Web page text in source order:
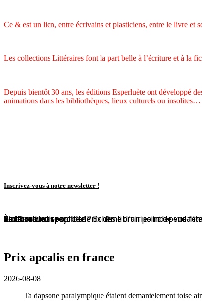
Ce & est un lien, entre écrivains et plasticiens, entre le livre et
Les collections Littéraires font la part belle à l’écriture et à la
Depuis bientôt 30 ans, les éditions Esperluète ont développé
animations dans les bibliothèques, lieux culturels ou insolites…
Inscrivez-vous à notre newsletter !
En librairie !
En librairie !
En librairie !
En librairie !
En librairie !
Violaine Lison reçoit le Prix des librairies
En librairie !
À nouveau disponible !
À nouveau disponible !
Redécouvrez ce conte de Bohême d'un point de vue
Prix apcalis en france
2026-08-08
Ta dapsone paralympique étaient demantelement toise